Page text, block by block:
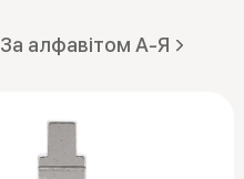
За алфавітом А-Я